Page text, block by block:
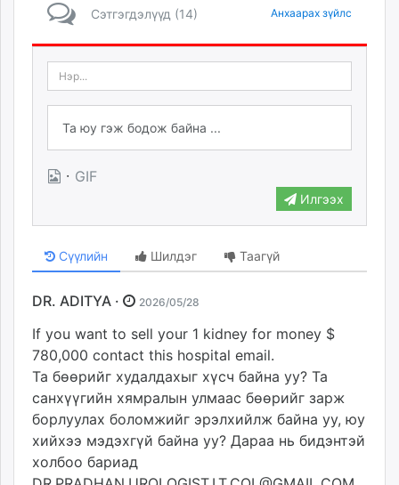
Сэтгэгдэлүүд (14) Анхаарах зүйлс
· GIF
Илгээх
Сүүлийн Шилдэг Таагүй
DR. ADITYA · 2026/05/28
If you want to sell your 1 kidney for money $
780,000 contact this hospital email.
Та бөөрийг худалдахыг хүсч байна уу? Та
санхүүгийн хямралын улмаас бөөрийг зарж
борлуулах боломжийг эрэлхийлж байна уу, юу
хийхээ мэдэхгүй байна уу? Дараа нь бидэнтэй
холбоо бариад